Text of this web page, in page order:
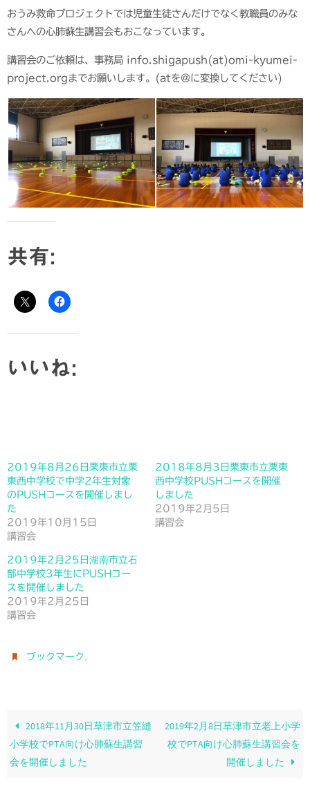
おうみ救命プロジェクトでは児童生徒さんだけでなく教職員のみな
さんへの心肺蘇生講習会もおこなっています。
講習会のご依頼は、事務局 info.shigapush(at)omi-kyumei-
project.orgまでお願いします。(atを@に変換してください)
共有:
いいね:
2019年8月26日栗東市立栗
東西中学校で中学2年生対象
のPUSHコースを開催しまし
た
2019年10月15日
講習会
2018年8月3日栗東市立栗東
西中学校PUSHコースを開催
しました
2019年2月5日
講習会
2019年2月25日湖南市立石
部中学校3年生にPUSHコー
スを開催しました
2019年2月25日
講習会
ブックマーク
2018年11月30日草津市立笠縫
小学校でPTA向け心肺蘇生講習
会を開催しました
2019年2月8日草津市立老上小学
校でPTA向け心肺蘇生講習会を
開催しました